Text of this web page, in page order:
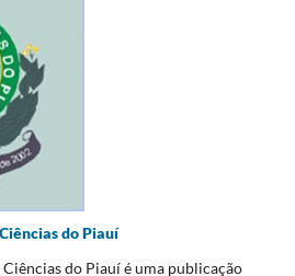
do Piauí
do Piauí é uma publicação